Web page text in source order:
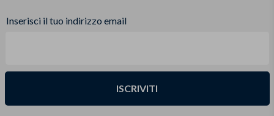
Inserisci il tuo indirizzo email
ISCRIVITI